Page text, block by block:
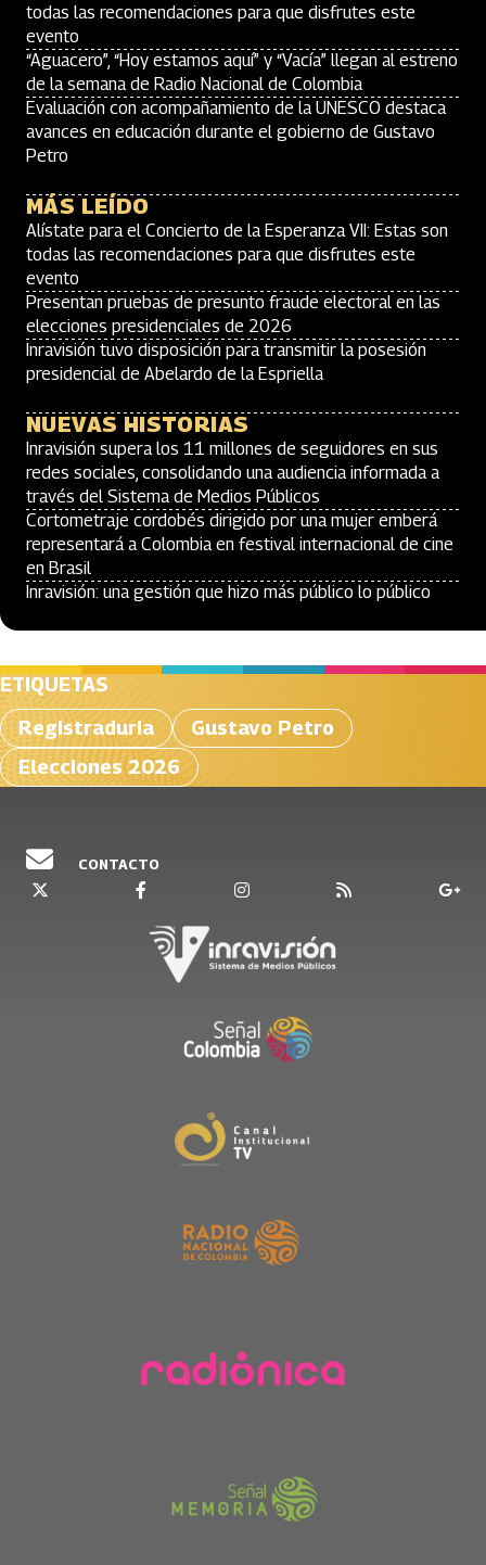
todas las recomendaciones para que disfrutes este
evento
“Aguacero”, “Hoy estamos aquí” y “Vacía” llegan al estreno
de la semana de Radio Nacional de Colombia
Evaluación con acompañamiento de la UNESCO destaca
avances en educación durante el gobierno de Gustavo
Petro
MÁS LEÍDO
Alístate para el Concierto de la Esperanza VII: Estas son
todas las recomendaciones para que disfrutes este
evento
Presentan pruebas de presunto fraude electoral en las
elecciones presidenciales de 2026
Inravisión tuvo disposición para transmitir la posesión
presidencial de Abelardo de la Espriella
NUEVAS HISTORIAS
Inravisión supera los 11 millones de seguidores en sus
redes sociales, consolidando una audiencia informada a
través del Sistema de Medios Públicos
Cortometraje cordobés dirigido por una mujer emberá
representará a Colombia en festival internacional de cine
en Brasil
Inravisión: una gestión que hizo más público lo público
ETIQUETAS
Registraduria
Gustavo Petro
Elecciones 2026
CONTACTO